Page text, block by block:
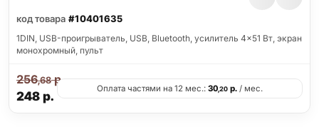
код товара #10401635
1DIN, USB-проигрыватель, USB, Bluetooth, усилитель 4x51 Вт, экран
монохромный, пульт
248р.
256,68р.
Оплата частями на 12 мес.: 30,20р./ мес.